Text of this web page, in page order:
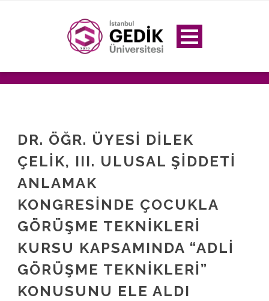
DR. ÖĞR. ÜYESI DILEK
ÇELIK, III. ULUSAL ŞIDDETI
ANLAMAK
KONGRESINDE ÇOCUKLA
GÖRÜŞME TEKNIKLERI
KURSU KAPSAMINDA “ADLI
GÖRÜŞME TEKNIKLERI”
KONUSUNU ELE ALDI